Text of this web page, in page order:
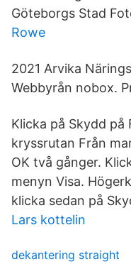
Göteborgs Stad
Rowe
2021 Arvika
Webbyrån nobox.
Klicka på Skydd
kryssrutan Från
OK två gånger.
menyn Visa.
klicka sedan på
Lars kottelin
dekantering straight